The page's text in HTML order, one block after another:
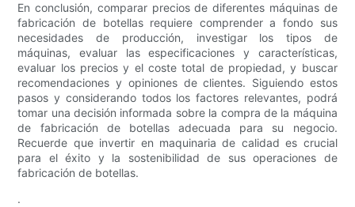
En conclusión, comparar precios de diferentes máquinas de
fabricación de botellas requiere comprender a fondo sus
necesidades de producción, investigar los tipos de
máquinas, evaluar las especificaciones y características,
evaluar los precios y el coste total de propiedad, y buscar
recomendaciones y opiniones de clientes. Siguiendo estos
pasos y considerando todos los factores relevantes, podrá
tomar una decisión informada sobre la compra de la máquina
de fabricación de botellas adecuada para su negocio.
Recuerde que invertir en maquinaria de calidad es crucial
para el éxito y la sostenibilidad de sus operaciones de
fabricación de botellas.
.